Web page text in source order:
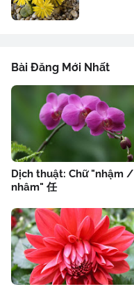
Bài Đăng Mới Nhất
Dịch thuật: Chữ "nhậm /
nhâm" 任